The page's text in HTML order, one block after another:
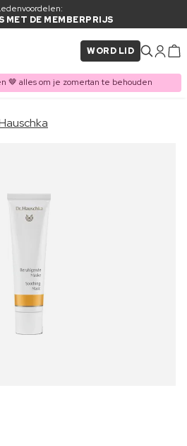
MET DE MEMBERPRIJS
WORD LID
🤎 alles om je zomertan te behouden
AAN